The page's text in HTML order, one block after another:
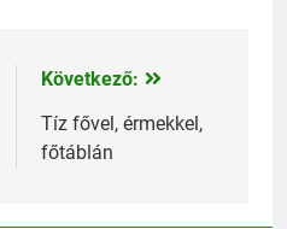
Következő:
Tíz fővel, érmekkel,
főtáblán